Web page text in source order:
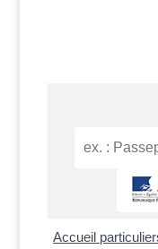
Accueil